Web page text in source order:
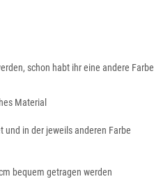
schon habt ihr eine andere Farbe
Material
und in der jeweils anderen Farbe
bequem getragen werden